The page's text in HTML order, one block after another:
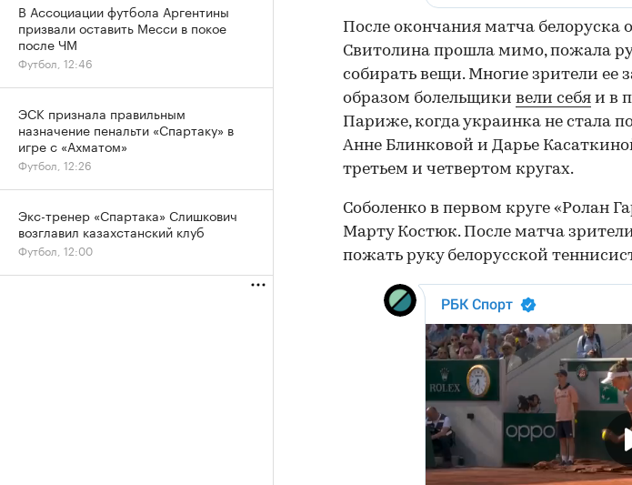
После окончания матча белоруска
Свитолина прошла мимо, пожала
собирать вещи. Многие зрители ее
образом болельщики вели себя и в
Париже, когда украинка не стала
Анне Блинковой и Дарье
третьем и четвертом кругах.
Соболенко в первом круге «Ролан
Марту Костюк. После матча
пожать руку белорусской
В Ассоциации футбола Аргентины
призвали оставить Месси в покое
после ЧМ
Футбол, 12:46
ЭСК признала правильным
назначение пенальти «Спартаку» в
игре с «Ахматом»
Футбол, 12:26
Экс-тренер «Спартака» Слишкович
возглавил казахстанский клуб
Футбол, 12:00